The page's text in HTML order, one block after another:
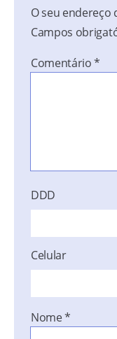
O seu endereço
Campos
Comentário*
DDD
Celular
Nome*